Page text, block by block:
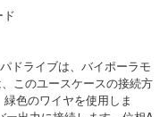
ドライブは、バイポーラモ
このユースケースの接続方
色のワイヤを使用しま